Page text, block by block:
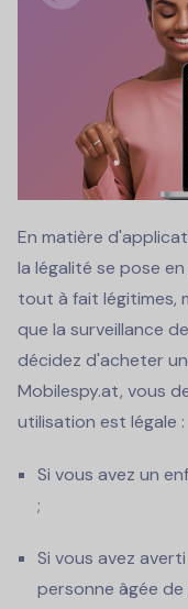
En matière
la légalité se pose
tout à fait légitimes,
que la surveillance
décidez d'acheter
Mobilespy.at, vous
utilisation est légale :
Si vous avez un
;
Si vous avez
personne âgée de